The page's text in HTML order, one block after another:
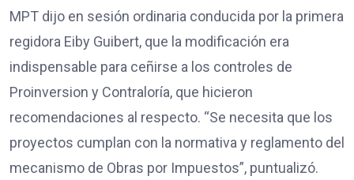
MPT dijo en sesión ordinaria conducida por la primera
regidora Eiby Guibert, que la modificación era
indispensable para ceñirse a los controles de
Proinversion y Contraloría, que hicieron
recomendaciones al respecto. “Se necesita que los
proyectos cumplan con la normativa y reglamento del
mecanismo de Obras por Impuestos”, puntualizó.